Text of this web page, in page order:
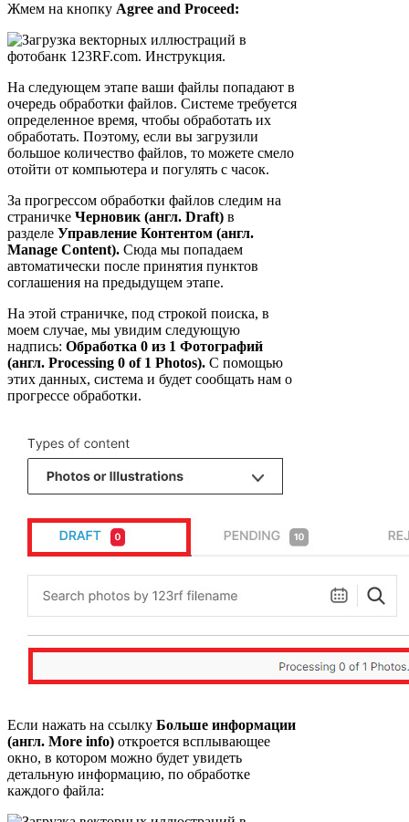
Жмем на кнопку Agree and Proceed:
На следующем этапе ваши файлы попадают в
очередь обработки файлов. Системе требуется
определенное время, чтобы обработать их
обработать. Поэтому, если вы загрузили
большое количество файлов, то можете смело
отойти от компьютера и погулять с часок.
За прогрессом обработки файлов следим на
страничке Черновик (англ. Draft) в
разделе Управление Контентом (англ.
Manage Content). Сюда мы попадаем
автоматически после принятия пунктов
соглашения на предыдущем этапе.
На этой страничке, под строкой поиска, в
моем случае, мы увидим следующую
надпись: Обработка 0 из 1 Фотографий
(англ. Processing 0 of 1 Photos). С помощью
этих данных, система и будет сообщать нам о
прогрессе обработки.
Если нажать на ссылку Больше информации
(англ. More info) откроется всплывающее
окно, в котором можно будет увидеть
детальную информацию, по обработке
каждого файла: